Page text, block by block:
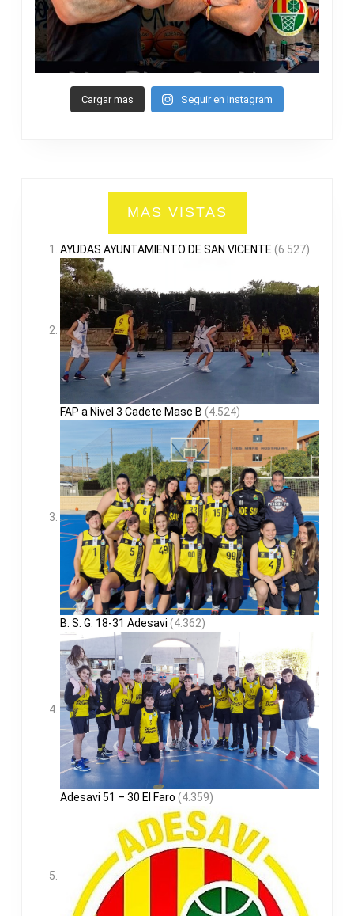
Cargar mas Seguir en Instagram
MAS VISTAS
AYUDAS AYUNTAMIENTO DE SAN VICENTE (6.527)
FAP a Nivel 3 Cadete Masc B (4.524)
B. S. G. 18-31 Adesavi (4.362)
Adesavi 51 – 30 El Faro (4.359)